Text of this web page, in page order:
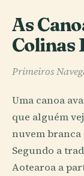
As
Colinas
Primeiros
Uma canoa
que alguém
nuvem
Segundo a
Aotearoa a